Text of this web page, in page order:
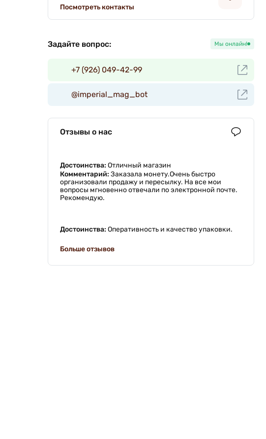
Посмотреть контакты
Задайте вопрос: Мы онлайн!
+7 (926) 049-42-99
@imperial_mag_bot
Отзывы о нас
Достоинства: Отличный магазин
Комментарий: Заказала монету.Очень быстро
организовали продажу и пересылку. На все мои
вопросы мгновенно отвечали по электронной почте.
Рекомендую.
Достоинства: Оперативность и качество упаковки.
Больше отзывов